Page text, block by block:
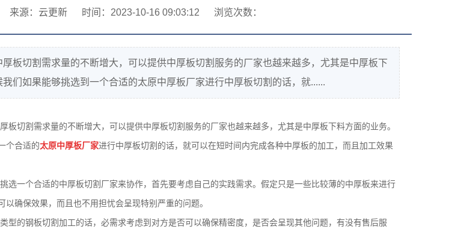
来源：云更新 时间：2023-10-16 09:03:12 浏览次数：
板切割需求量的不断增大，可以提供中厚板切割服务的厂家也越来越多，尤其是中厚板下
们如果能够挑选到一个合适的太原中厚板厂家进行中厚板切割的话，就......
板切割需求量的不断增大，可以提供中厚板切割服务的厂家也越来越多，尤其是中厚板下料方面的业务。
个合适的太原中厚板厂家进行中厚板切割的话，就可以在短时间内完成各种中厚板的加工，而且加工效果
选一个合适的中厚板切割厂家来协作，首先要考虑自己的实践需求。假定只是一些比较薄的中厚板来进行
确保效果，而且也不用担忧会呈现特别严重的问题。
型的钢板切割加工的话，必需求考虑到对方是否可以确保精密度，是否会呈现其他问题，有没有售后服